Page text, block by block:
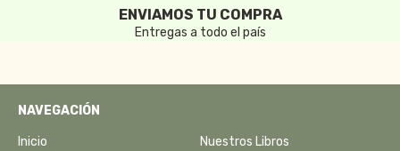
ENVIAMOS TU COMPRA
Entregas a todo el país
NAVEGACIÓN
Inicio Nuestros Libros